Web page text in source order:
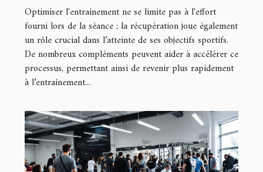
Optimiser l'entraînement ne se limite pas à l'effort
fourni lors de la séance ; la récupération joue également
un rôle crucial dans l’atteinte de ses objectifs sportifs.
De nombreux compléments peuvent aider à accélérer ce
processus, permettant ainsi de revenir plus rapidement
à l’entraînement...